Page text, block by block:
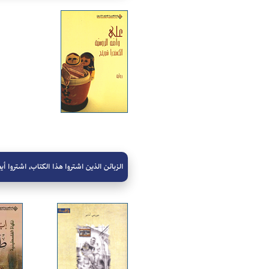
الزبائن الذين اشتروا هذا الكتاب، اشتروا